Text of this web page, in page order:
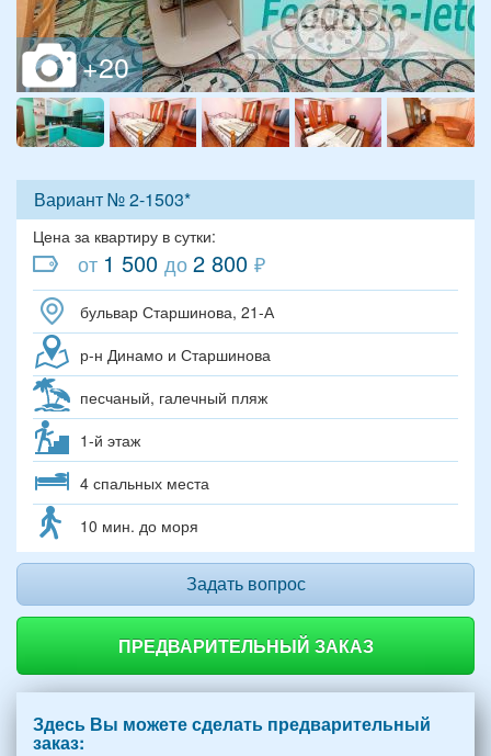
Вариант № 2-1503*
Цена за квартиру в сутки:
от 1 500 до2 800 ₽
бульвар Старшинова, 21-А
р-н Динамо и Старшинова
песчаный, галечный пляж
1-й этаж
4 спальных места
10 мин. до моря
Задать вопрос
ПРЕДВАРИТЕЛЬНЫЙ ЗАКАЗ
Здесь Вы можете сделать предварительный
заказ: